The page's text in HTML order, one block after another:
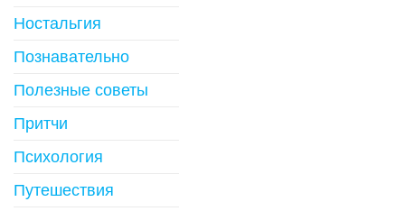
Ностальгия
Познавательно
Полезные советы
Притчи
Психология
Путешествия